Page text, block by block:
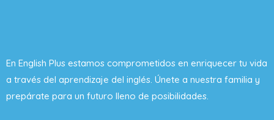
En English Plus estamos comprometidos en enriquecer tu vida
a través del aprendizaje del inglés. Únete a nuestra familia y
prepárate para un futuro lleno de posibilidades.